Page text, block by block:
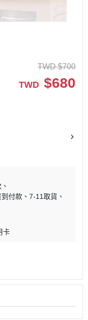
TWD $700
TWD $680
到付款
7-11取貨
卡